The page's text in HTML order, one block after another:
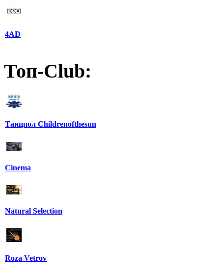
4AD
Топ-Club:
Танцпол Childrenofthesun
Cinema
Natural Selection
Roza Vetrov